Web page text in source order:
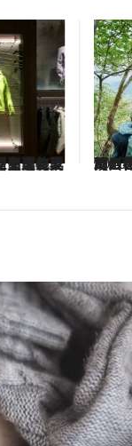
【アークテリクスと爽快ハイキング】新